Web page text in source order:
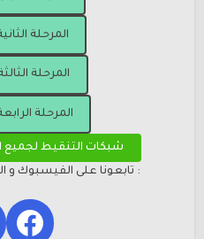
المرحلة
المرحلة
المرحلة
شبكات التنقيط لجميع
: تابعونا على الفيسبوك و